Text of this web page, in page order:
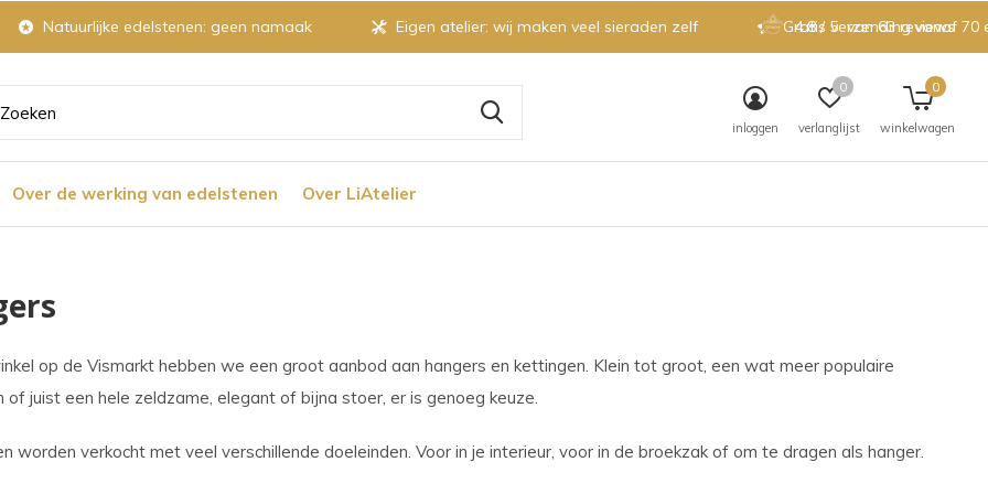
Over de werking van edelstenen Over LiAtelier
inloggen verlanglijst
0
winkelwagen
0
Natuurlijke edelstenen: geen namaak Eigen atelier: wij maken veel sieraden zelf Gratis verzending vanaf 70
4.8 / 5 van 63 reviews
op de Vismarkt hebben we een groot aanbod aan hangers en kettingen. Klein tot groot, een wat meer populaire
of juist een hele zeldzame, elegant of bijna stoer, er is genoeg keuze.
worden verkocht met veel verschillende doeleinden. Voor in je interieur, voor in de broekzak of om te dragen als hanger.